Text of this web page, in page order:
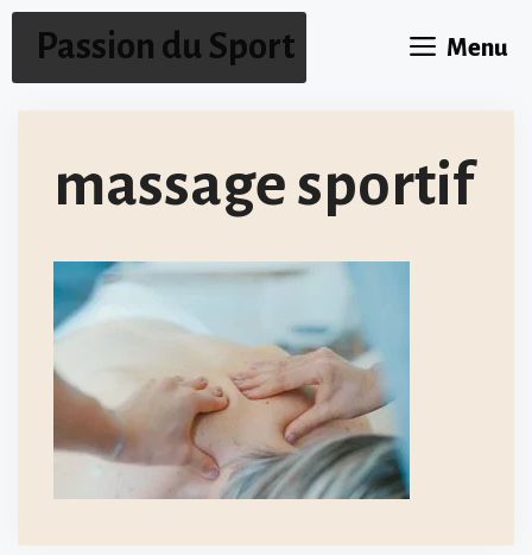
Aller
contenu
Passion du Sport Menu
massage sportif